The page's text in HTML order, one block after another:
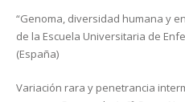
“Genoma, diversidad humana y
de la Escuela Universitaria de
(España)
Variación rara y penetrancia